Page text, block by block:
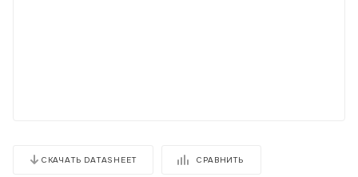
СКАЧАТЬ DATASHEET СРАВНИТЬ